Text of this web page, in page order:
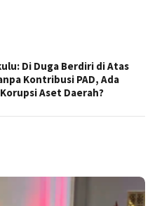
Di Duga Berdiri di Atas
Kontribusi PAD, Ada
Aset Daerah?